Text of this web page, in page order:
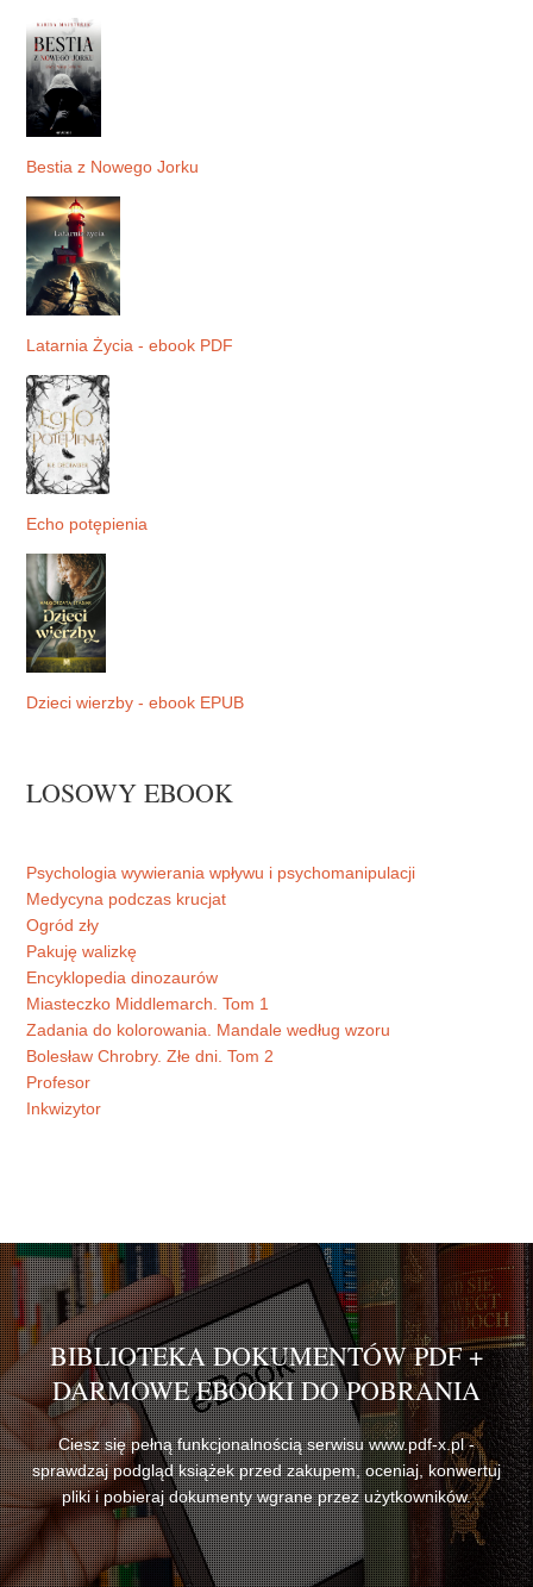
Bestia z Nowego Jorku
Latarnia Życia - ebook PDF
Echo potępienia
Dzieci wierzby - ebook EPUB
LOSOWY EBOOK
Psychologia wywierania wpływu i psychomanipulacji
Medycyna podczas krucjat
Ogród zły
Pakuję walizkę
Encyklopedia dinozaurów
Miasteczko Middlemarch. Tom 1
Zadania do kolorowania. Mandale według wzoru
Bolesław Chrobry. Złe dni. Tom 2
Profesor
Inkwizytor
BIBLIOTEKA DOKUMENTÓW PDF +
DARMOWE EBOOKI DO POBRANIA
Ciesz się pełną funkcjonalnością serwisu www.pdf-x.pl -
sprawdzaj podgląd książek przed zakupem, oceniaj, konwertuj
pliki i pobieraj dokumenty wgrane przez użytkowników.